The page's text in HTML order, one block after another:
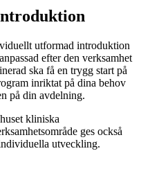
utformad introduktion
efter den verksamhet
ska få en trygg start på
inriktat på dina behov
på din avdelning.
kliniska
ges också
utveckling.